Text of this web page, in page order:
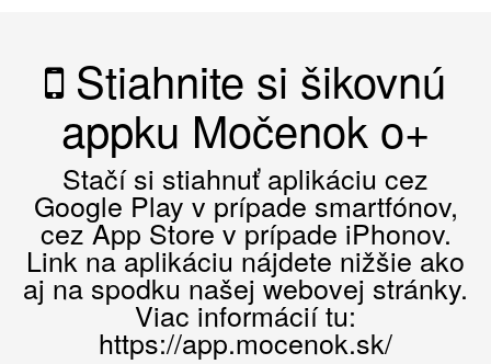
Stiahnite si šikovnú
appku Močenok o+
Stačí si stiahnuť aplikáciu cez
Google Play v prípade smartfónov,
cez App Store v prípade iPhonov.
Link na aplikáciu nájdete nižšie ako
aj na spodku našej webovej stránky.
Viac informácií tu:
https://app.mocenok.sk/